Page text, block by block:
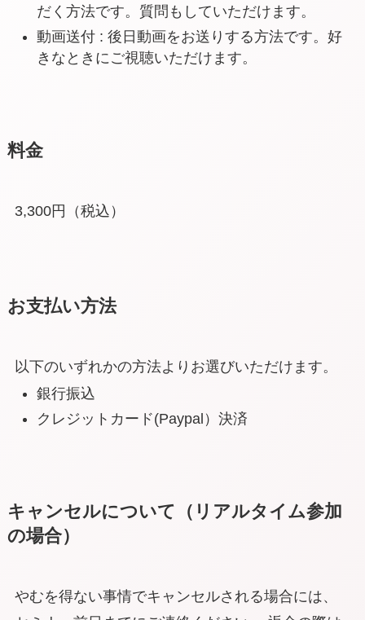
だく方法です。質問もしていただけます。
動画送付 : 後日動画をお送りする方法です。好
きなときにご視聴いただけます。
料金
3,300円（税込）
お支払い方法
以下のいずれかの方法よりお選びいただけます。
銀行振込
クレジットカード(Paypal）決済
キャンセルについて（リアルタイム参加
の場合）
やむを得ない事情でキャンセルされる場合には、